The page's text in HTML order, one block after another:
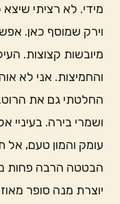
מידי. לא רציתי
וירק שמוסף כאן.
מיובשות קצוצות.
והחמיצות. אני לא
החלטתי גם את
ושמרי בירה. בעיניי
עומק והמון טעם, אל
הבטטה הרבה פחות
יוצרת מנה סופר